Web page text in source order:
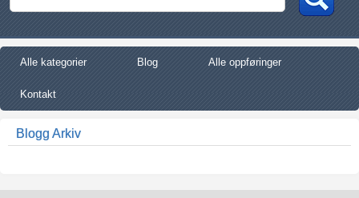
Alle kategorier Blog Alle oppføringer
Kontakt
Blogg Arkiv